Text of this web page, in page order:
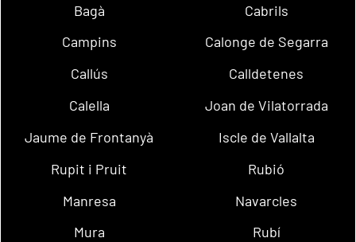
Bagà
Cabrils
Campins
Calonge de Segarra
Callús
Calldetenes
Calella
Joan de Vilatorrada
Jaume de Frontanyà
Iscle de Vallalta
Rupit i Pruit
Rubió
Manresa
Navarcles
Mura
Rubí